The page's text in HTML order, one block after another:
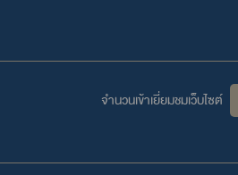
จำนวนเข้าเยี่ยมชมเว็บไซต์